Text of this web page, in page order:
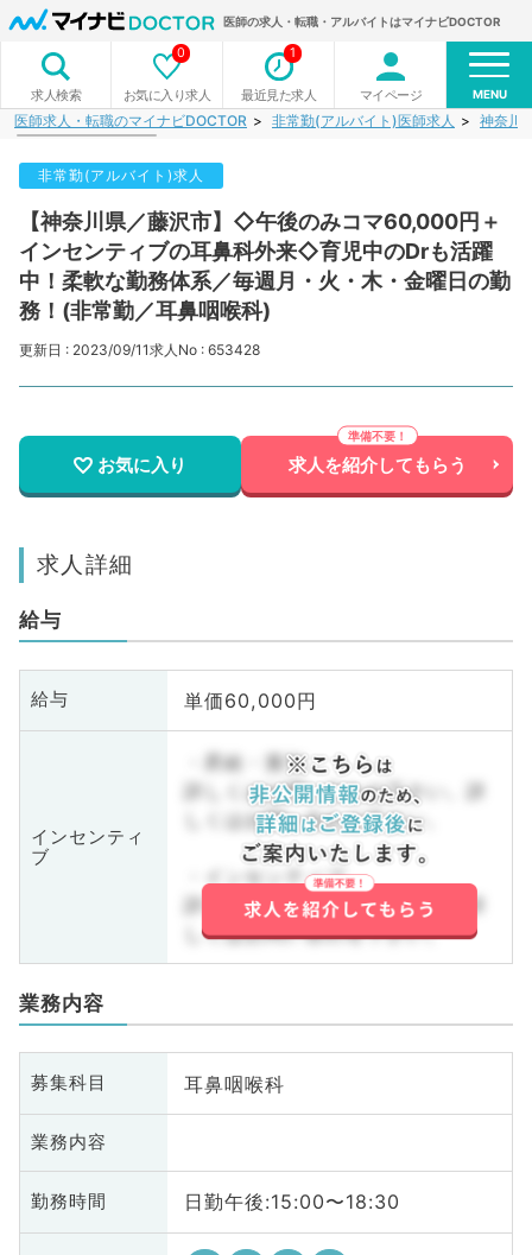
医師の求人・転職・アルバイトはマイナビDOCTOR
求人検索 お気に入り求人
0
最近見た求人
1
マイページ MENU
医師求人・転職のマイナビDOCTOR 非常勤(アルバイト)医師求人 神奈川
非常勤(アルバイト)求人
【神奈川県／藤沢市】◇午後のみコマ60,000円＋
インセンティブの耳鼻科外来◇育児中のDrも活躍
中！柔軟な勤務体系／毎週月・火・木・金曜日の勤
務！(非常勤／耳鼻咽喉科)
更新日 : 2023/09/11求人No : 653428
お気に入り 求人を紹介してもらう
求人詳細
給与
給与 単価60,000円
インセンティ
ブ
・昇給・賞与
詳しくはお問い合わせ下さい。詳
しくはお問い合わせ下さい。
・インセンティブ
詳しくはお問い合わせ下さい。詳
しくはお問い合わせ下さい。
業務内容
募集科目 耳鼻咽喉科
業務内容
勤務時間 日勤午後:15:00〜18:30